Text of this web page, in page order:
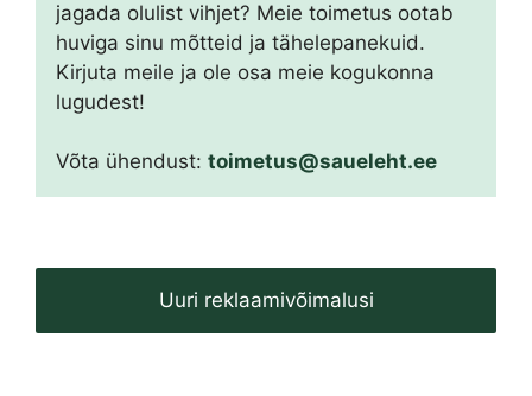
jagada olulist vihjet? Meie toimetus ootab
huviga sinu mõtteid ja tähelepanekuid.
Kirjuta meile ja ole osa meie kogukonna
lugudest!
Võta ühendust: toimetus@saueleht.ee
Uuri reklaamivõimalusi